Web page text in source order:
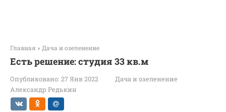
Главная » Дача и озеленение
Есть решение: студия 33 кв.м
Опубликовано: 27 Янв 2022
Дача и озеленение
Александр Редькин